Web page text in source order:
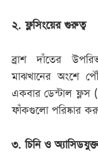
২. ফ্লসিংয়ের গুরুত্ব
ব্রাশ দাঁতের
মাঝখানের অংশে
একবার ডেন্টাল
ফাঁকগুলো পরিষ্কার
৩. চিনি ও